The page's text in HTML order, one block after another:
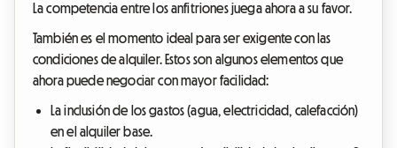
La competencia entre los anfitriones juega ahora a su favor.
También es el momento ideal para ser exigente con las
condiciones de alquiler. Estos son algunos elementos que
ahora puede negociar con mayor facilidad:
La inclusión de los gastos (agua, electricidad, calefacción)
en el alquiler base.